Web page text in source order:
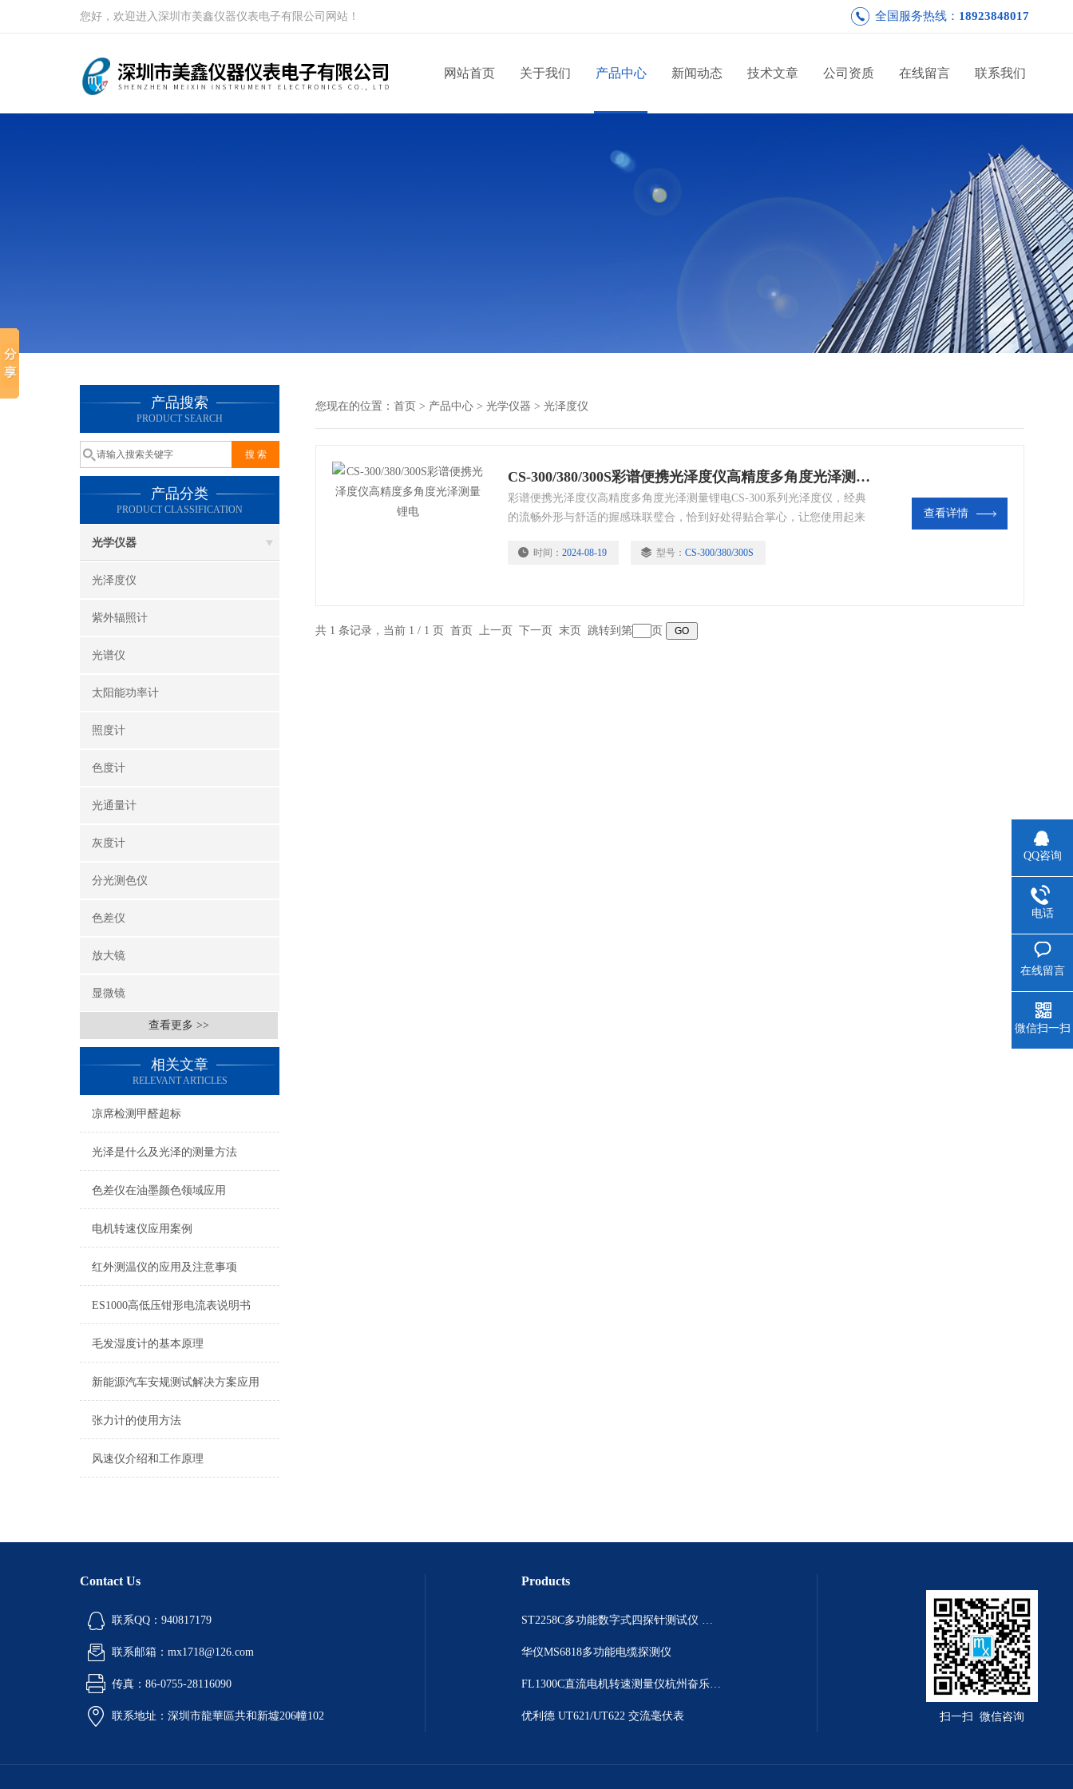
您好，欢迎进入深圳市美鑫仪器仪表电子有限公司网站！ 全国服务热线： 18923848017
网站首页 关于我们 产品中心 新闻动态 技术文章 公司资质 在线留言 联系我们
产品搜索
PRODUCT SEARCH
产品分类
PRODUCT CLASSIFICATION
光学仪器
光泽度仪
紫外辐照计
光谱仪
太阳能功率计
照度计
色度计
光通量计
灰度计
分光测色仪
色差仪
放大镜
显微镜
查看更多 >>
相关文章
RELEVANT ARTICLES
凉席检测甲醛超标
光泽是什么及光泽的测量方法
色差仪在油墨颜色领域应用
电机转速仪应用案例
红外测温仪的应用及注意事项
ES1000高低压钳形电流表说明书
毛发湿度计的基本原理
新能源汽车安规测试解决方案应用
张力计的使用方法
风速仪介绍和工作原理
您现在的位置： 首页 > 产品中心 > 光学仪器 > 光泽度仪
CS-300/380/300S彩谱便携光泽度仪高精度多角度光泽测量锂电
彩谱便携光泽度仪高精度多角度光泽测量锂电CS-300系列光泽度仪，经典
的流畅外形与舒适的握感珠联璧合，恰到好处得贴合掌心，让您使用起来
54300次，让您电量无忧，工作心无旁骛。符合DIN 67530、ISO 2813，
时间： 2024-08-19 型号： CS-300/380/300S
查看详情
共 1 条记录，当前 1 / 1 页 首页 上一页 下一页 末页 跳转到第 页
Contact Us
联系QQ：940817179
联系邮箱：mx1718@126.com
传真：86-0755-28116090
联系地址：深圳市龍華區共和新墟206幢102
Products
ST2258C多功能数字式四探针测试仪 电阻表
华仪MS6818多功能电缆探测仪
FL1300C直流电机转速测量仪杭州奋乐厂家
优利德 UT621/UT622 交流毫伏表 扫一扫 微信咨询
QQ咨询
电话
在线留言
微信扫一扫